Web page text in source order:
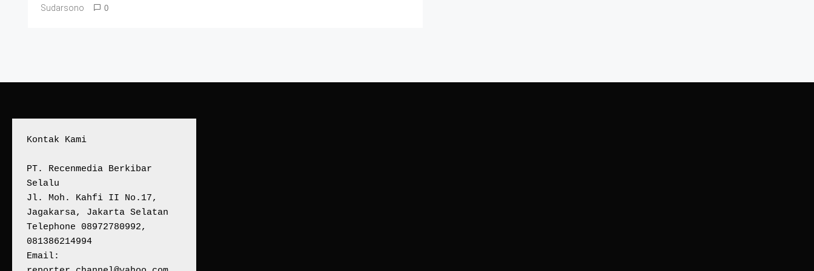
Sudarsono 0
Kontak Kami
PT. Recenmedia Berkibar
Selalu
Jl. Moh. Kahfi II No.17,
Jagakarsa, Jakarta Selatan
Telephone 08972780992,
081386214994
Email: